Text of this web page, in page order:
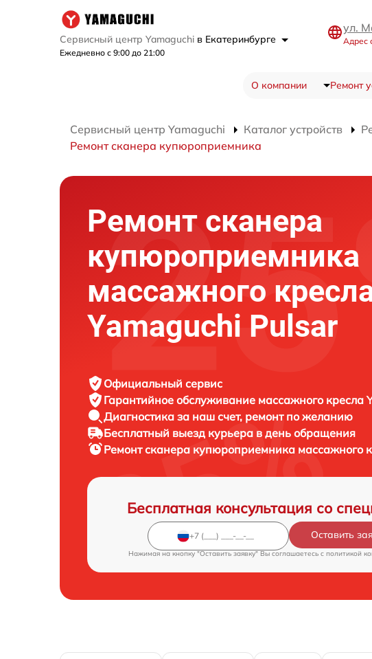
Сервисный центр Yamaguchi в Екатеринбурге
Ежедневно с 9:00 до 21:00
ул.
Адрес
О компании Ремонт
Сервисный центр Yamaguchi Каталог устройств
Ремонт сканера купюроприемника
Ремонт сканера
купюроприемника
массажного
Yamaguchi Pulsar
Официальный сервис
Гарантийное обслуживание массажного кресла
Диагностика за наш счет, ремонт по желанию
Бесплатный выезд курьера в день обращения
Ремонт сканера купюроприемника массажного
Бесплатная консультация со
Оставить
Нажимая на кнопку "Оставить заявку" Вы соглашаетесь c политикой